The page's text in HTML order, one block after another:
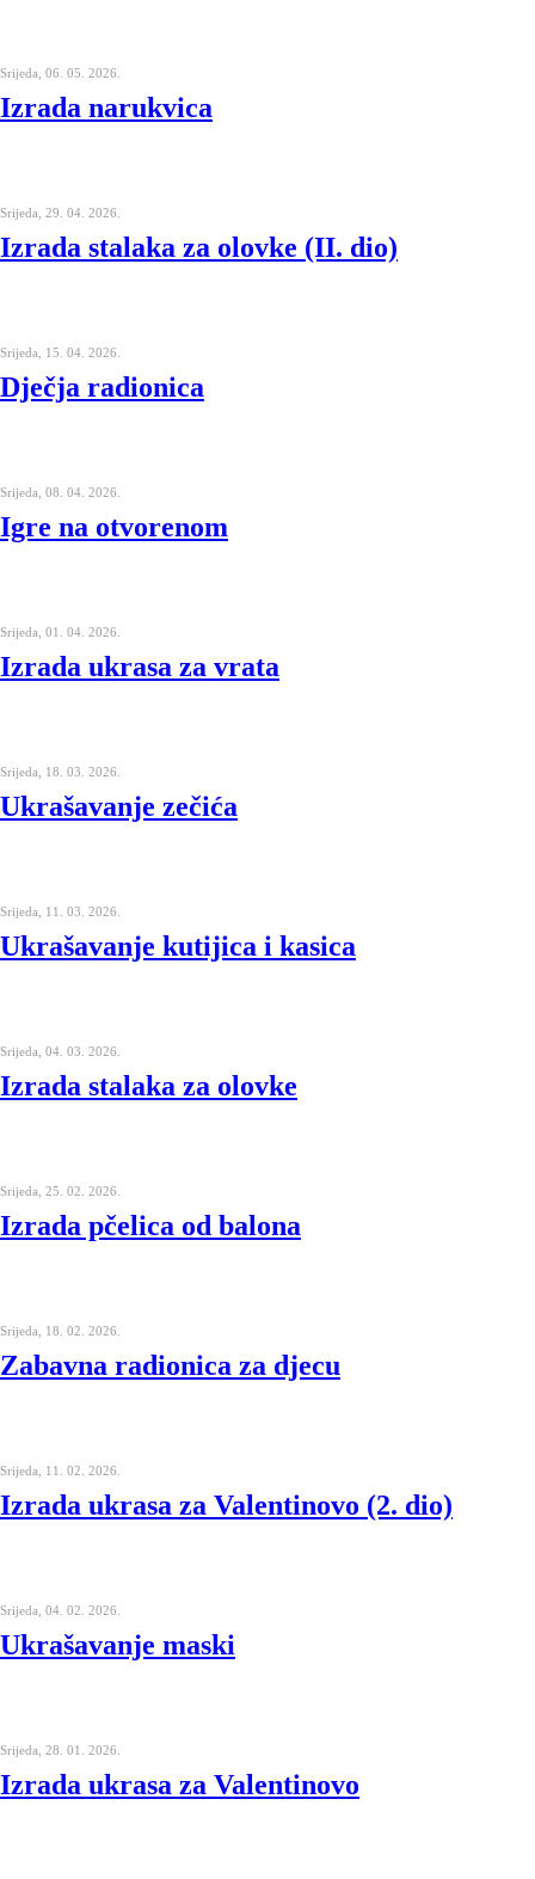
Srijeda, 06. 05. 2026.
Izrada narukvica
Srijeda, 29. 04. 2026.
Izrada stalaka za olovke (II. dio)
Srijeda, 15. 04. 2026.
Dječja radionica
Srijeda, 08. 04. 2026.
Igre na otvorenom
Srijeda, 01. 04. 2026.
Izrada ukrasa za vrata
Srijeda, 18. 03. 2026.
Ukrašavanje zečića
Srijeda, 11. 03. 2026.
Ukrašavanje kutijica i kasica
Srijeda, 04. 03. 2026.
Izrada stalaka za olovke
Srijeda, 25. 02. 2026.
Izrada pčelica od balona
Srijeda, 18. 02. 2026.
Zabavna radionica za djecu
Srijeda, 11. 02. 2026.
Izrada ukrasa za Valentinovo (2. dio)
Srijeda, 04. 02. 2026.
Ukrašavanje maski
Srijeda, 28. 01. 2026.
Izrada ukrasa za Valentinovo